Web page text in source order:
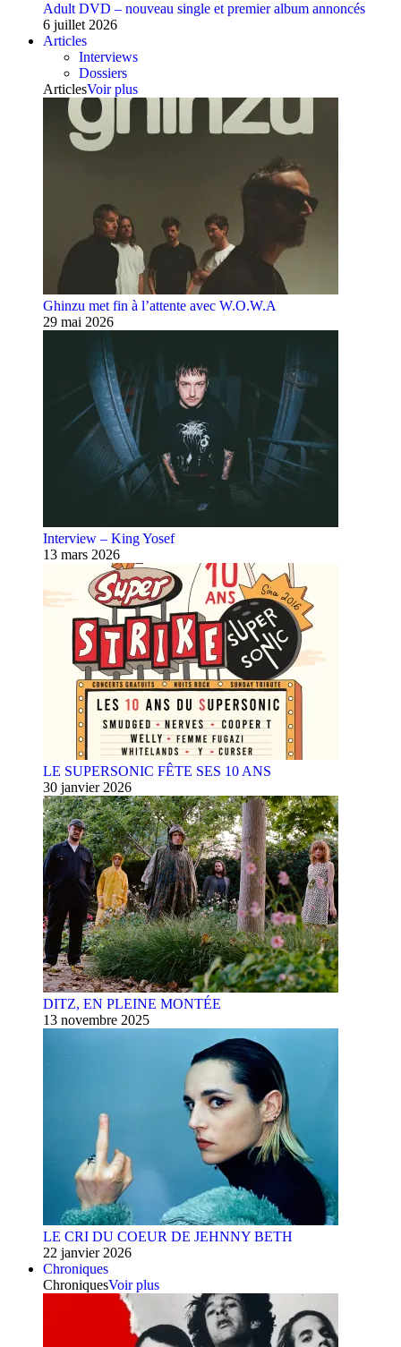
Adult DVD – nouveau single et premier album annoncés
6 juillet 2026
Articles
Interviews
Dossiers
ArticlesVoir plus
Ghinzu met fin à l’attente avec W.O.W.A
29 mai 2026
Interview – King Yosef
13 mars 2026
LE SUPERSONIC FÊTE SES 10 ANS
30 janvier 2026
DITZ, EN PLEINE MONTÉE
13 novembre 2025
LE CRI DU COEUR DE JEHNNY BETH
22 janvier 2026
Chroniques
ChroniquesVoir plus